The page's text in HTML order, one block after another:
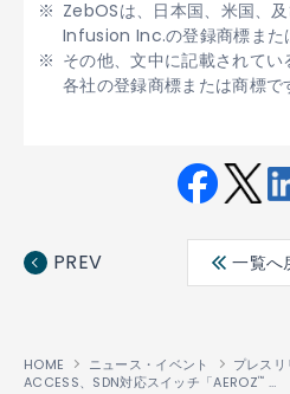
ZebOSは、日本国、米国、
Infusion Inc.の登録商標また
その他、文中に記載されてい
各社の登録商標または商標で
ebo ter
PREV 一覧へ
HOME ニュース・イベント
プレス
ACCESS、SDN対応スイッチ「AEROZ™